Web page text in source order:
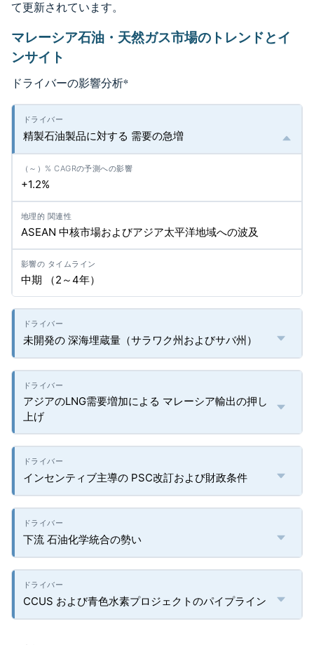
て更新されています。
マレーシア石油・天然ガス市場のトレンドとイ
ンサイト
ドライバーの影響分析*
精製石油製品に対する 需要の急増
+1.2%
ASEAN 中核市場およびアジア太平洋地域への波及
中期 （2～4年）
未開発の 深海埋蔵量（サラワク州およびサバ州）
アジアのLNG需要増加による マレーシア輸出の押し
上げ
インセンティブ主導の PSC改訂および財政条件
下流 石油化学統合の勢い
CCUS および青色水素プロジェクトのパイプライン